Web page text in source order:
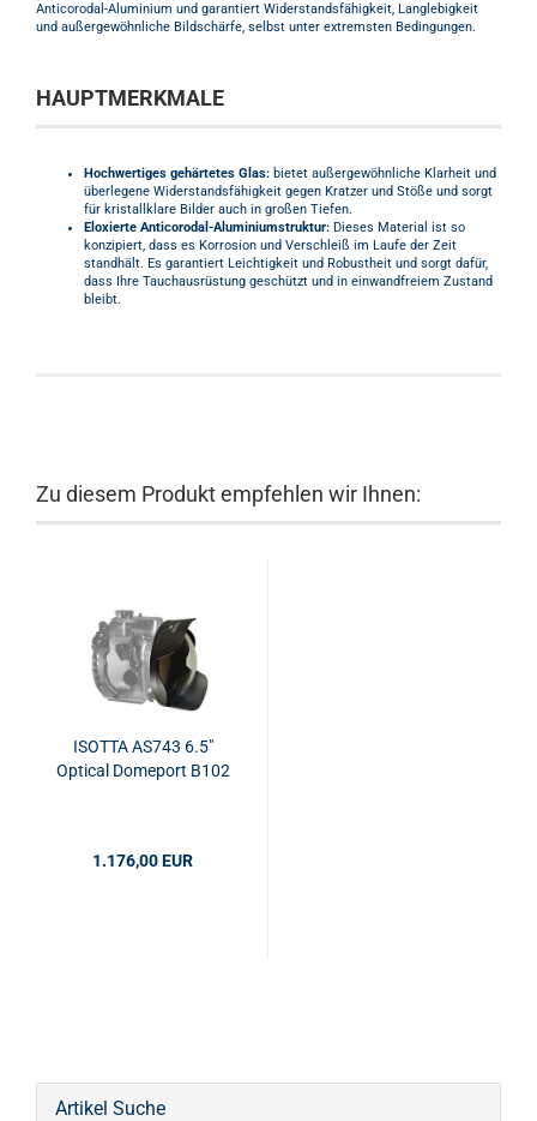
Anticorodal-Aluminium und garantiert Widerstandsfähigkeit, Langlebigkeit
und außergewöhnliche Bildschärfe, selbst unter extremsten Bedingungen.
HAUPTMERKMALE
Hochwertiges gehärtetes Glas: bietet außergewöhnliche Klarheit und
überlegene Widerstandsfähigkeit gegen Kratzer und Stöße und sorgt
für kristallklare Bilder auch in großen Tiefen.
Eloxierte Anticorodal-Aluminiumstruktur: Dieses Material ist so
konzipiert, dass es Korrosion und Verschleiß im Laufe der Zeit
standhält. Es garantiert Leichtigkeit und Robustheit und sorgt dafür,
dass Ihre Tauchausrüstung geschützt und in einwandfreiem Zustand
bleibt.
Zu diesem Produkt empfehlen wir Ihnen:
ISOTTA AS743 6.5"
Optical Domeport B102
1.176,00 EUR
Artikel Suche